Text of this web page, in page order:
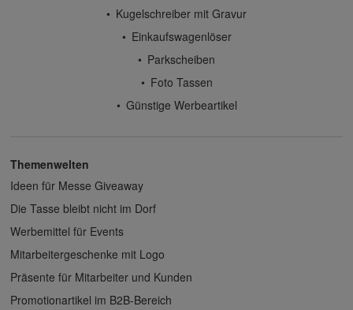
Kugelschreiber mit Gravur
Einkaufswagenlöser
Parkscheiben
Foto Tassen
Günstige Werbeartikel
Themenwelten
Ideen für Messe Giveaway
Die Tasse bleibt nicht im Dorf
Werbemittel für Events
Mitarbeitergeschenke mit Logo
Präsente für Mitarbeiter und Kunden
Promotionartikel im B2B-Bereich